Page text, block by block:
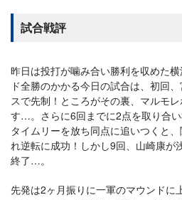
試合戦評
昨日は投打が噛み合い勝利を収めた
ド全勝のかかる今日の試合は、初回
スで先制！ところがその裏、マルモ
す…。さらに6回までに2点を取り合
タイムリーを放ち同点に追いつくと
れ逆転に成功！しかし9回、山崎康が
終了…。
先発は2ヶ月振りに一軍のマウンドに